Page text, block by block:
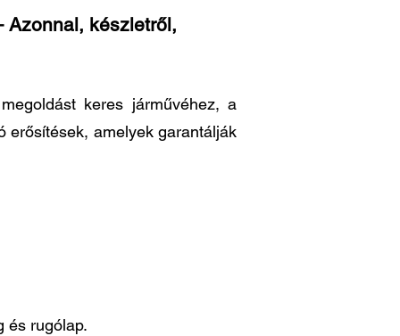
Azonnal, készletről,
keres járművéhez, a
erősítések, amelyek garantálják
és rugólap.